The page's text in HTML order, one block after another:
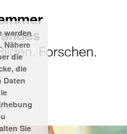
werden
Nähere
die
die
Daten
Sie